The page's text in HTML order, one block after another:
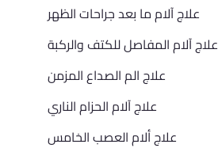
علاج آلام ما بعد جراحات الظهر
علاج آلام المفاصل للكتف والركبة
علاج الم الصداع المزمن
علاج آلام الحزام الناري
علاج ألام العصب الخامس